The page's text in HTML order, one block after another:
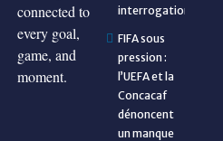
connected to
every goal,
game, and
moment.
interrogations
FIFA sous
pression :
l’UEFA et la
Concacaf
dénoncent
un manque